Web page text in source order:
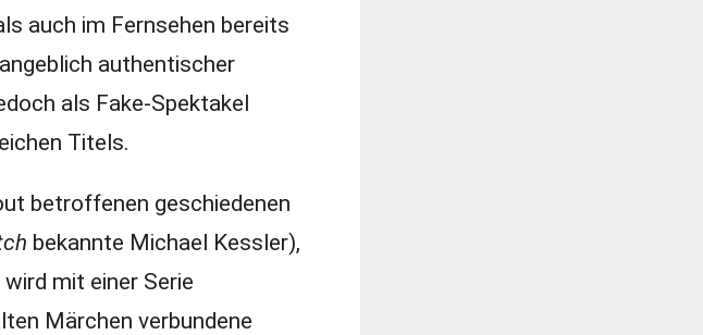
auch im Fernsehen bereits
authentischer
als Fake-Spektakel
Titels.
betroffenen geschiedenen
bekannte Michael Kessler),
mit einer Serie
Märchen verbundene